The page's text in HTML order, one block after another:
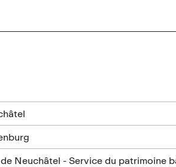
Neuchâtel - Service du patrimoine